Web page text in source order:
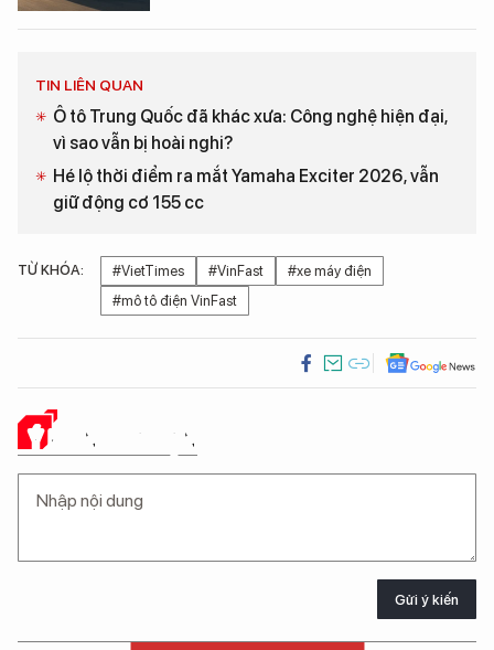
TIN LIÊN QUAN
Ô tô Trung Quốc đã khác xưa: Công nghệ hiện đại,
vì sao vẫn bị hoài nghi?
Hé lộ thời điểm ra mắt Yamaha Exciter 2026, vẫn
giữ động cơ 155 cc
TỪ KHÓA: #VietTimes #VinFast
#xe máy điện
#mô tô điện VinFast
Ý KIẾN CỦA BẠN
Gửi ý kiến